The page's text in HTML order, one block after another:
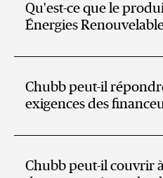
Qu'est-ce que le
Énergies
Chubb peut-il
exigences des
Chubb peut-il couvrir